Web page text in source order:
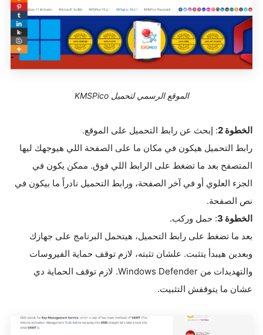
الموقع الرسمي لتحميل KMSPico
الخطوة 2: إبحث عن رابط التحميل على الموقع.
رابط التحميل هيكون في مكان ما على الصفحة اللي هيوجهك ليها
المتصفح بعد ما تضغط على الرابط اللي فوق. ممكن يكون في
الجزء العلوي أو في آخر الصفحة، ورابط التحميل نادراً ما بيكون في
نص الصفحة.
الخطوة 3: حمل وركب.
بعد ما تضغط على رابط التحميل، هيتحمل البرنامج على جهازك
وبعدين هيبدأ يتثبت. علشان تثبته، لازم توقف حماية الفيروسات
والتهديدات من Windows Defender. لازم توقف الحماية دي
عشان ما يتوقفش التثبيت.